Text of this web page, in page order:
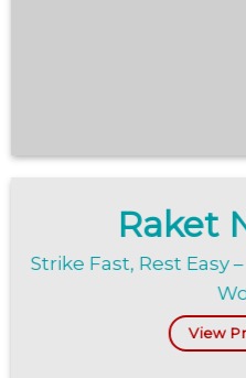
Raket
Strike Fast, Rest Easy
View